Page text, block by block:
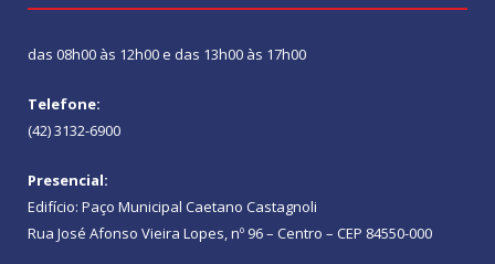
das 08h00 às 12h00 e das 13h00 às 17h00
Telefone:
(42) 3132-6900
Presencial:
Edifício: Paço Municipal Caetano Castagnoli
Rua José Afonso Vieira Lopes, nº 96 – Centro – CEP 84550-000